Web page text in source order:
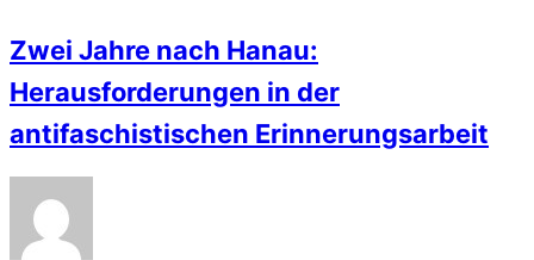
Zwei Jahre nach Hanau:
Herausforderungen in der
antifaschistischen Erinnerungsarbeit